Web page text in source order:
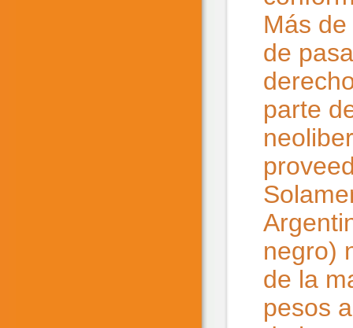
Más
de
parte
negro)
de la
pesos